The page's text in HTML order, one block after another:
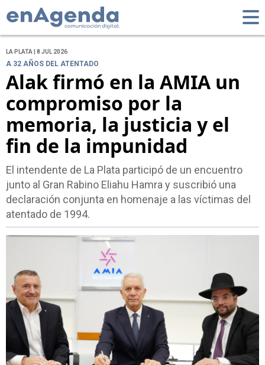
LA PLATA | 8 JUL 2026
A 32 AÑOS DEL ATENTADO
Alak firmó en la AMIA un
compromiso por la
memoria, la justicia y el
fin de la impunidad
El intendente de La Plata participó de un encuentro
junto al Gran Rabino Eliahu Hamra y suscribió una
declaración conjunta en homenaje a las víctimas del
atentado de 1994.